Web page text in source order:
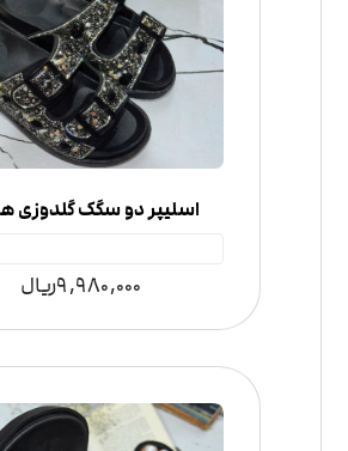
اسلیپر دو سگک گلدوزی
9,980,000ریال